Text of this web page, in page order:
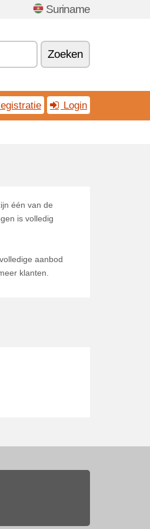
Suriname
Zoeken
Login
één van de
is volledig
aanbod
klanten.